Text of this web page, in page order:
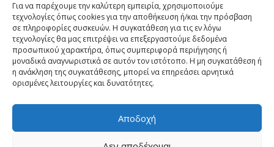
Για να παρέχουμε την καλύτερη εμπειρία, χρησιμοποιούμε
τεχνολογίες όπως cookies για την αποθήκευση ή/και την πρόσβαση
σε πληροφορίες συσκευών. Η συγκατάθεση για τις εν λόγω
τεχνολογίες θα μας επιτρέψει να επεξεργαστούμε δεδομένα
προσωπικού χαρακτήρα, όπως συμπεριφορά περιήγησης ή
μοναδικά αναγνωριστικά σε αυτόν τον ιστότοπο. Η μη συγκατάθεση ή
η ανάκληση της συγκατάθεσης, μπορεί να επηρεάσει αρνητικά
ορισμένες λειτουργίες και δυνατότητες.
Αποδοχή
Εγγραφή στο Ενημερωτικό
Το Email σας (υποχρεωτικο)
Μηνυμα